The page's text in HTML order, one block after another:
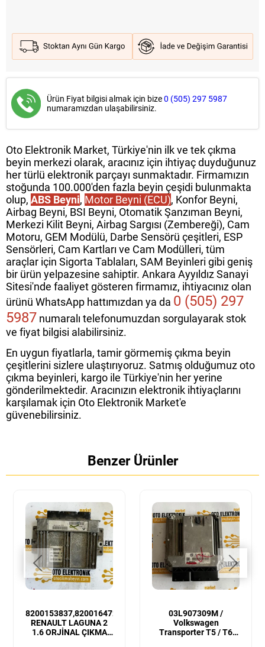
Ürün Fiyat bilgisi almak için bize0 (505) 297 5987
numaramızdan ulaşabilirsiniz.
Oto Elektronik Market, Türkiye'nin ilk ve tek çıkma
beyin merkezi olarak, aracınız için ihtiyaç duyduğunuz
her türlü elektronik parçayı sunmaktadır. Firmamızın
stoğunda 100.000'den fazla beyin çeşidi bulunmakta
olup, ABS Beyni, Motor Beyni (ECU), Konfor Beyni,
Airbag Beyni, BSI Beyni, Otomatik Şanzıman Beyni,
Merkezi Kilit Beyni, Airbag Sargısı (Zembereği), Cam
Motoru, GEM Modülü, Darbe Sensörü çeşitleri, ESP
Sensörleri, Cam Kartları ve Cam Modülleri, tüm
araçlar için Sigorta Tablaları, SAM Beyinleri gibi geniş
bir ürün yelpazesine sahiptir. Ankara Ayyıldız Sanayi
Sitesi'nde faaliyet gösteren firmamız, ihtiyacınız olan
ürünü WhatsApp hattımızdan ya da 0 (505) 297
5987 numaralı telefonumuzdan sorgulayarak stok
ve fiyat bilgisi alabilirsiniz.
En uygun fiyatlarla, tamir görmemiş çıkma beyin
çeşitlerini sizlere ulaştırıyoruz. Satmış olduğumuz oto
çıkma beyinleri, kargo ile Türkiye'nin her yerine
gönderilmektedir. Aracınızın elektronik ihtiyaçlarını
karşılamak için Oto Elektronik Market'e
güvenebilirsiniz.
Benzer Ürünler
8200153837,8200164728
RENAULT LAGUNA 2
1.6 ORJİNAL ÇIKMA
03L907309M /
Volkswagen
Transporter T5 / T6